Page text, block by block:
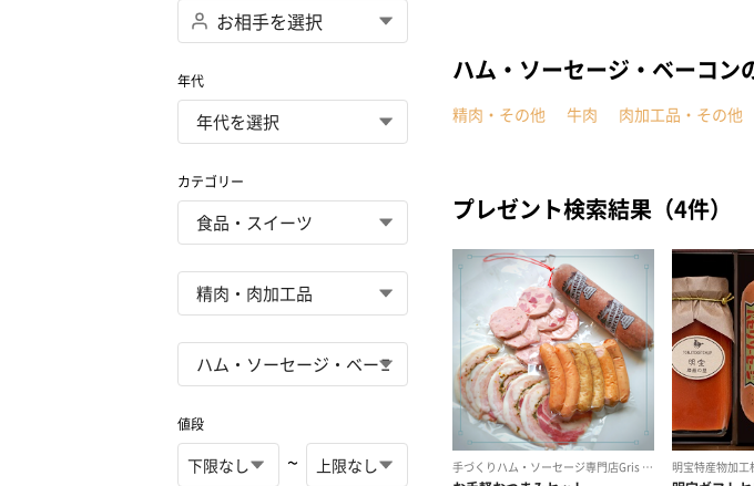
年代
カテゴリー
値段
~
ハム・ソーセージ・ベーコン
精肉・その他 牛肉 肉加工品・その他
プレゼント検索結果（4件）